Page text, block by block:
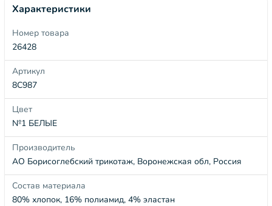
Характеристики
Номер товара
26428
Артикул
8С987
Цвет
№1 БЕЛЫЕ
Производитель
АО Борисоглебский трикотаж, Воронежская обл, Россия
Состав материала
80% хлопок, 16% полиамид, 4% эластан